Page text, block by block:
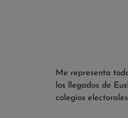
Me representa
los llegados de
colegios